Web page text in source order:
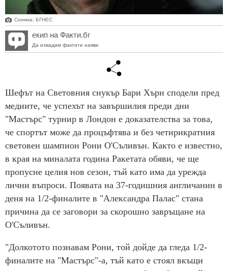
Снимка: БГНЕС
екип на Факти.бг
Да извадим фактите наяве
Шефът на Световния снукър Бари Хърн сподели пред
медиите, че успехът на завършилия преди дни
"Мастърс" турнир в Лондон е доказателства за това,
че спортът може да процъфтява и без четирикратния
световен шампион Рони О'Съливън. Както е известно,
в края на миналата година Ракетата обяви, че ще
пропусне целия нов сезон, тъй като има да урежда
лични въпроси. Появата на 37-годишния англичанин в
деня на 1/2-финалите в "Александра Палас" стана
причина да се заговори за скорошно завръщане на
О'Съливън.
"Долкотото познавам Рони, той дойде да гледа 1/2-
финалите на "Мастърс"-а, тъй като е стоял вкъщи